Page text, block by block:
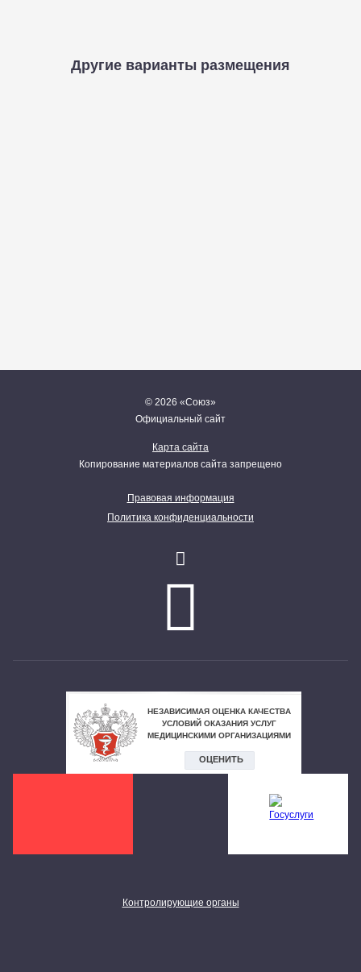
Другие варианты размещения
© 2026 «Союз»
Официальный сайт
Карта сайта
Копирование материалов сайта запрещено
Правовая информация
Политика конфиденциальности
Контролирующие органы